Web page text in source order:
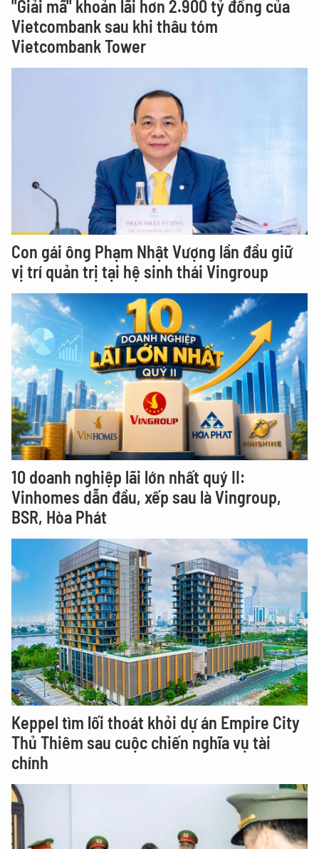
"Giải mã" khoản lãi hơn 2.900 tỷ đồng của
Vietcombank sau khi thâu tóm
Vietcombank Tower
Con gái ông Phạm Nhật Vượng lần đầu giữ
vị trí quản trị tại hệ sinh thái Vingroup
10 doanh nghiệp lãi lớn nhất quý II:
Vinhomes dẫn đầu, xếp sau là Vingroup,
BSR, Hòa Phát
Keppel tìm lối thoát khỏi dự án Empire City
Thủ Thiêm sau cuộc chiến nghĩa vụ tài
chính